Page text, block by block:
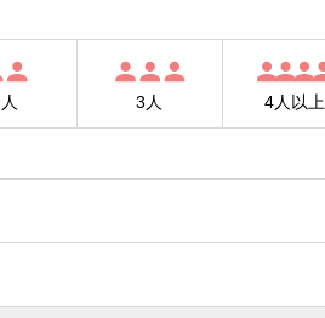
3人 4人以上